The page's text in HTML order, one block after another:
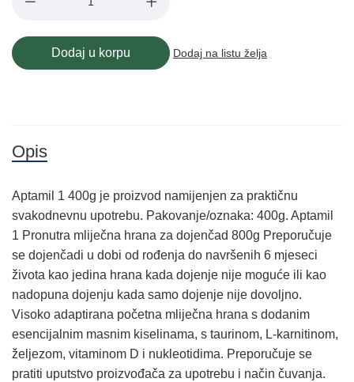
Dodaj u korpu Dodaj na listu želja
Opis
Aptamil 1 400g je proizvod namijenjen za praktičnu
svakodnevnu upotrebu. Pakovanje/oznaka: 400g. Aptamil
1 Pronutra mliječna hrana za dojenčad 800g Preporučuje
se dojenčadi u dobi od rođenja do navršenih 6 mjeseci
života kao jedina hrana kada dojenje nije moguće ili kao
nadopuna dojenju kada samo dojenje nije dovoljno.
Visoko adaptirana početna mliječna hrana s dodanim
esencijalnim masnim kiselinama, s taurinom, L-karnitinom,
željezom, vitaminom D i nukleotidima. Preporučuje se
pratiti uputstvo proizvođača za upotrebu i način čuvanja.